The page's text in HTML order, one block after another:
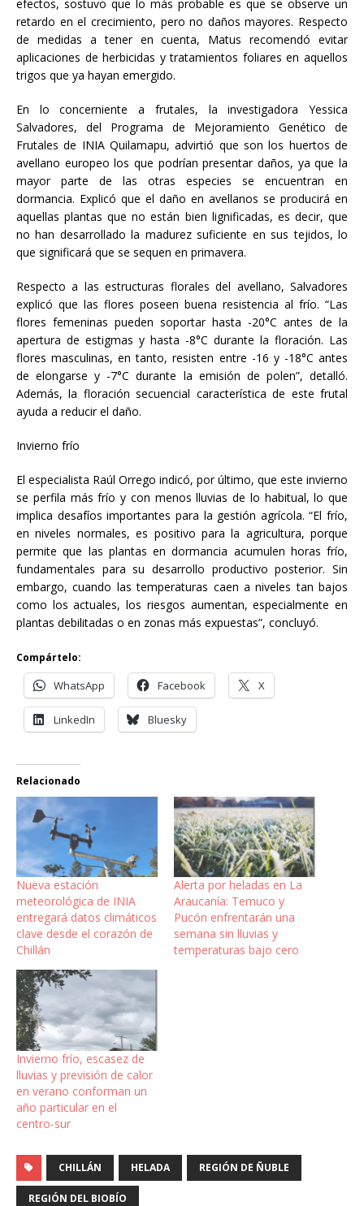
efectos, sostuvo que lo más probable es que se observe un
retardo en el crecimiento, pero no daños mayores. Respecto
de medidas a tener en cuenta, Matus recomendó evitar
aplicaciones de herbicidas y tratamientos foliares en aquellos
trigos que ya hayan emergido.
En lo concerniente a frutales, la investigadora Yessica
Salvadores, del Programa de Mejoramiento Genético de
Frutales de INIA Quilamapu, advirtió que son los huertos de
avellano europeo los que podrían presentar daños, ya que la
mayor parte de las otras especies se encuentran en
dormancia. Explicó que el daño en avellanos se producirá en
aquellas plantas que no están bien lignificadas, es decir, que
no han desarrollado la madurez suficiente en sus tejidos, lo
que significará que se sequen en primavera.
Respecto a las estructuras florales del avellano, Salvadores
explicó que las flores poseen buena resistencia al frío. “Las
flores femeninas pueden soportar hasta -20°C antes de la
apertura de estigmas y hasta -8°C durante la floración. Las
flores masculinas, en tanto, resisten entre -16 y -18°C antes
de elongarse y -7°C durante la emisión de polen”, detalló.
Además, la floración secuencial característica de este frutal
ayuda a reducir el daño.
Invierno frío
El especialista Raúl Orrego indicó, por último, que este invierno
se perfila más frío y con menos lluvias de lo habitual, lo que
implica desafíos importantes para la gestión agrícola. “El frío,
en niveles normales, es positivo para la agricultura, porque
permite que las plantas en dormancia acumulen horas frío,
fundamentales para su desarrollo productivo posterior. Sin
embargo, cuando las temperaturas caen a niveles tan bajos
como los actuales, los riesgos aumentan, especialmente en
plantas debilitadas o en zonas más expuestas”, concluyó.
Compártelo:
WhatsApp Facebook X
LinkedIn Bluesky
Relacionado
Nueva estación
meteorológica de INIA
entregará datos climáticos
clave desde el corazón de
Chillán
Alerta por heladas en La
Araucanía: Temuco y
Pucón enfrentarán una
semana sin lluvias y
temperaturas bajo cero
Invierno frío, escasez de
lluvias y previsión de calor
en verano conforman un
año particular en el
centro-sur
CHILLÁN HELADA REGIÓN DE ÑUBLE
REGIÓN DEL BIOBÍO